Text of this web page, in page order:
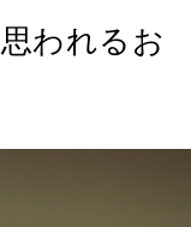
のご褒美旅。」
。』
本当の歩き方。」
われるお